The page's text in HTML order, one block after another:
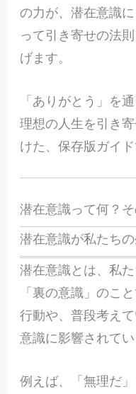
の力が、潜在意識
って引き寄せの法
げます。
「ありがとう」を
理想の人生を引き
けた、保存版ガイド
潜在意識って何？
潜在意識が私たち
潜在意識とは、私
「裏の意識」のこ
行動や、普段考え
意識に影響されて
例えば、「無理だ